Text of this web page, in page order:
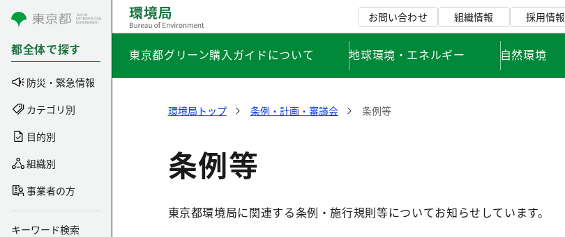
コンテンツにスキップ
都全体で探す
防災・緊急情報
カテゴリ別
目的別
組織別
事業者の方
キーワード検索
お問い合わせ 組織情報 採用情報
東京都グリーン購入ガイドについて 地球環境・エネルギー 自然環境
環境局トップ 条例・計画・審議会 条例等
条例等
東京都環境局に関連する条例・施行規則等についてお知らせしています。